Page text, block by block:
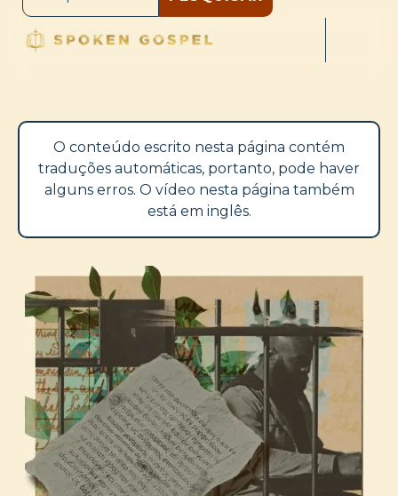
O conteúdo escrito nesta página contém
traduções automáticas, portanto, pode haver
alguns erros. O vídeo nesta página também
está em inglês.